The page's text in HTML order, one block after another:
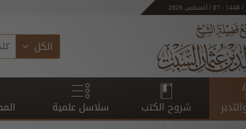
الكل
شروح الكتب سلاسل علمية